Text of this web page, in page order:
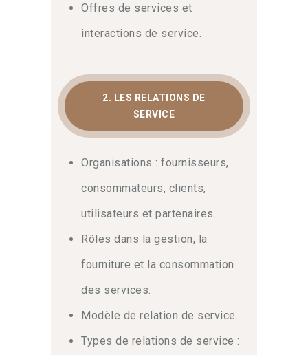
Offres de services et
interactions de service.
2. LES RELATIONS DE
SERVICE
Organisations : fournisseurs,
consommateurs, clients,
utilisateurs et partenaires.
Rôles dans la gestion, la
fourniture et la consommation
des services.
Modèle de relation de service.
Types de relations de service :